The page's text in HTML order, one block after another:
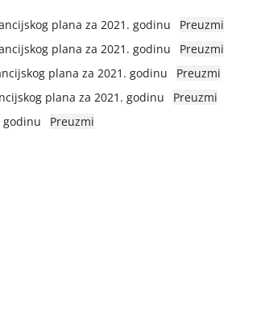
plana za 2021. godinu
Preuzmi
plana za 2021. godinu
Preuzmi
plana za 2021. godinu
Preuzmi
plana za 2021. godinu
Preuzmi
godinu
Preuzmi